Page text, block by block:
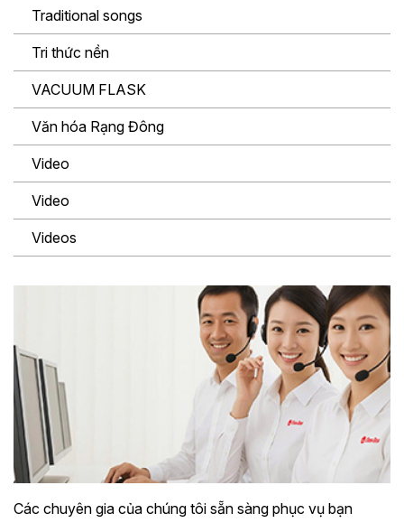
Traditional songs
Tri thức nền
VACUUM FLASK
Văn hóa Rạng Đông
Video
Video
Videos
Các chuyên gia của chúng tôi sẵn sàng phục vụ bạn